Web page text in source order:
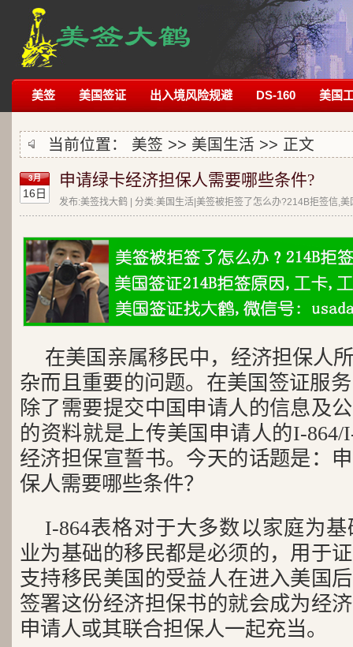
美签 美国签证 出入境风险规避 DS-160 美国
当前位置： 美签 >> 美国生活 >> 正文
3月
16日
申请绿卡经济担保人需要哪些条件?
发布:美签找大鹤 | 分类:美国生活|美签被拒签了怎么办?214B拒签信,
在美国亲属移民中，经济担保人
杂而且重要的问题。在美国签证服
除了需要提交中国申请人的信息及
的资料就是上传美国申请人的I-864/
经济担保宣誓书。今天的话题是：
保人需要哪些条件？
I-864表格对于大多数以家庭为
业为基础的移民都是必须的，用于
支持移民美国的受益人在进入美国
签署这份经济担保书的就会成为经
申请人或其联合担保人一起充当。